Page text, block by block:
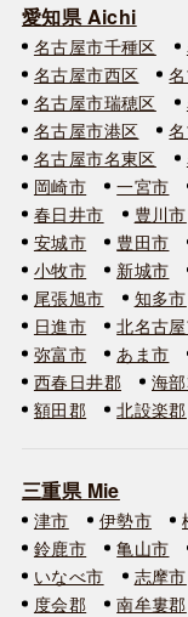
愛知県 Aichi
名古屋市千種区
名古屋市西区
名古屋市瑞穂区
名古屋市港区
名古屋市名東区
岡崎市
一宮市
春日井市
豊川市
安城市
豊田市
小牧市
新城市
尾張旭市
知多市
日進市
北名古
弥富市
あま市
西春日井郡
海
額田郡
北設楽郡
三重県 Mie
津市 伊勢市
鈴鹿市
亀山市
いなべ市
志摩市
度会郡
南牟婁郡